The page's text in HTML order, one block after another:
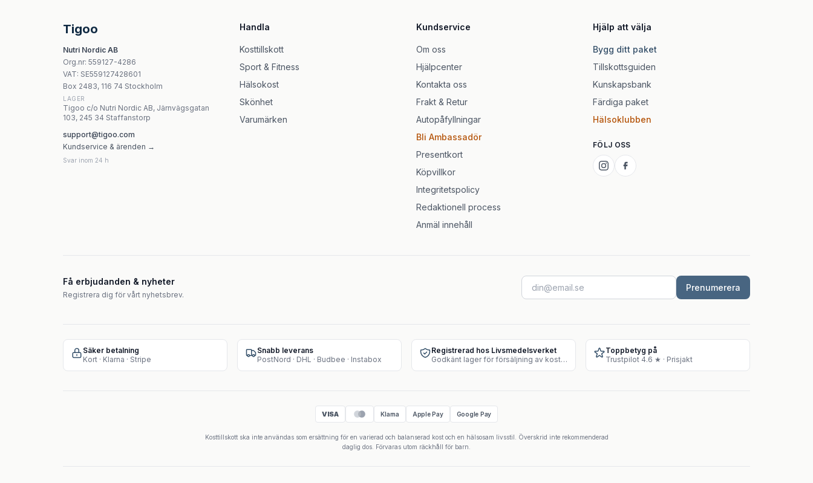
Swanson Adaptogenic Herbal Complex 60 Caps
Nature's Way - Optima Probiotic Fortify 30 kapslar
Nature's Way Fenugreek Seed 320 kapslar
Nature's Way - Alive! Women'S 50+ Complete Multivitamin - 50 Tabs
Tigoo
Nutri Nordic AB
Org.nr: 559127-4286
VAT: SE559127428601
Box 2483, 116 74 Stockholm
LAGER
Tigoo c/o Nutri Nordic AB, Järnvägsgatan
103, 245 34 Staffanstorp
support@tigoo.com
Kundservice & ärenden →
Svar inom 24 h
Handla
Kosttillskott
Sport & Fitness
Hälsokost
Skönhet
Varumärken
Kundservice
Om oss
Hjälpcenter
Kontakta oss
Frakt & Retur
Autopåfyllningar
Bli Ambassadör
Presentkort
Köpvillkor
Integritetspolicy
Redaktionell process
Anmäl innehåll
Hjälp att välja
Bygg ditt paket
Tillskottsguiden
Kunskapsbank
Färdiga paket
Hälsoklubben
FÖLJ OSS
Få erbjudanden & nyheter
Registrera dig för vårt nyhetsbrev.
Prenumerera
Säker betalning
Kort · Klarna · Stripe
Snabb leverans
PostNord · DHL · Budbee · Instabox
Registrerad hos Livsmedelsverket
Godkänt lager för försäljning av kosttillskott
Toppbetyg på
Trustpilot 4.6 ★ · Prisjakt
VISA Klarna Apple Pay Google Pay
Kosttillskott ska inte användas som ersättning för en varierad och balanserad kost och en hälsosam livsstil. Överskrid inte rekommenderad
daglig dos. Förvaras utom räckhåll för barn.